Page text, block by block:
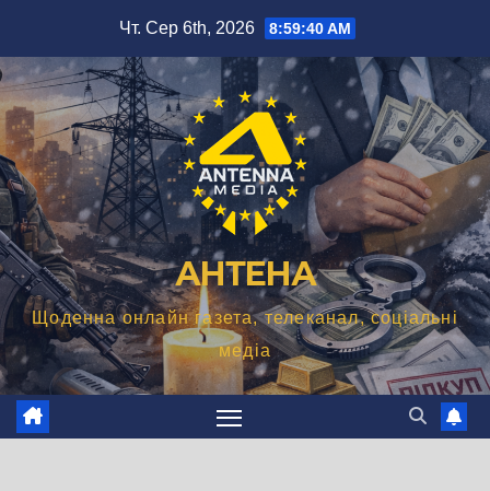
вмісту
Чт. Сер 6th, 2026 8:59:41 AM
АНТЕНА
Щоденна онлайн газета, телеканал, соціальні
медіа